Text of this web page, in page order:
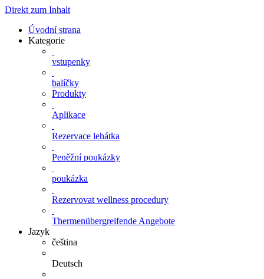
Direkt zum Inhalt
Úvodní strana
Kategorie
vstupenky
balíčky
Produkty
Aplikace
Rezervace lehátka
Peněžní poukázky
poukázka
Rezervovat wellness procedury
Thermenübergreifende Angebote
Jazyk
čeština
Deutsch